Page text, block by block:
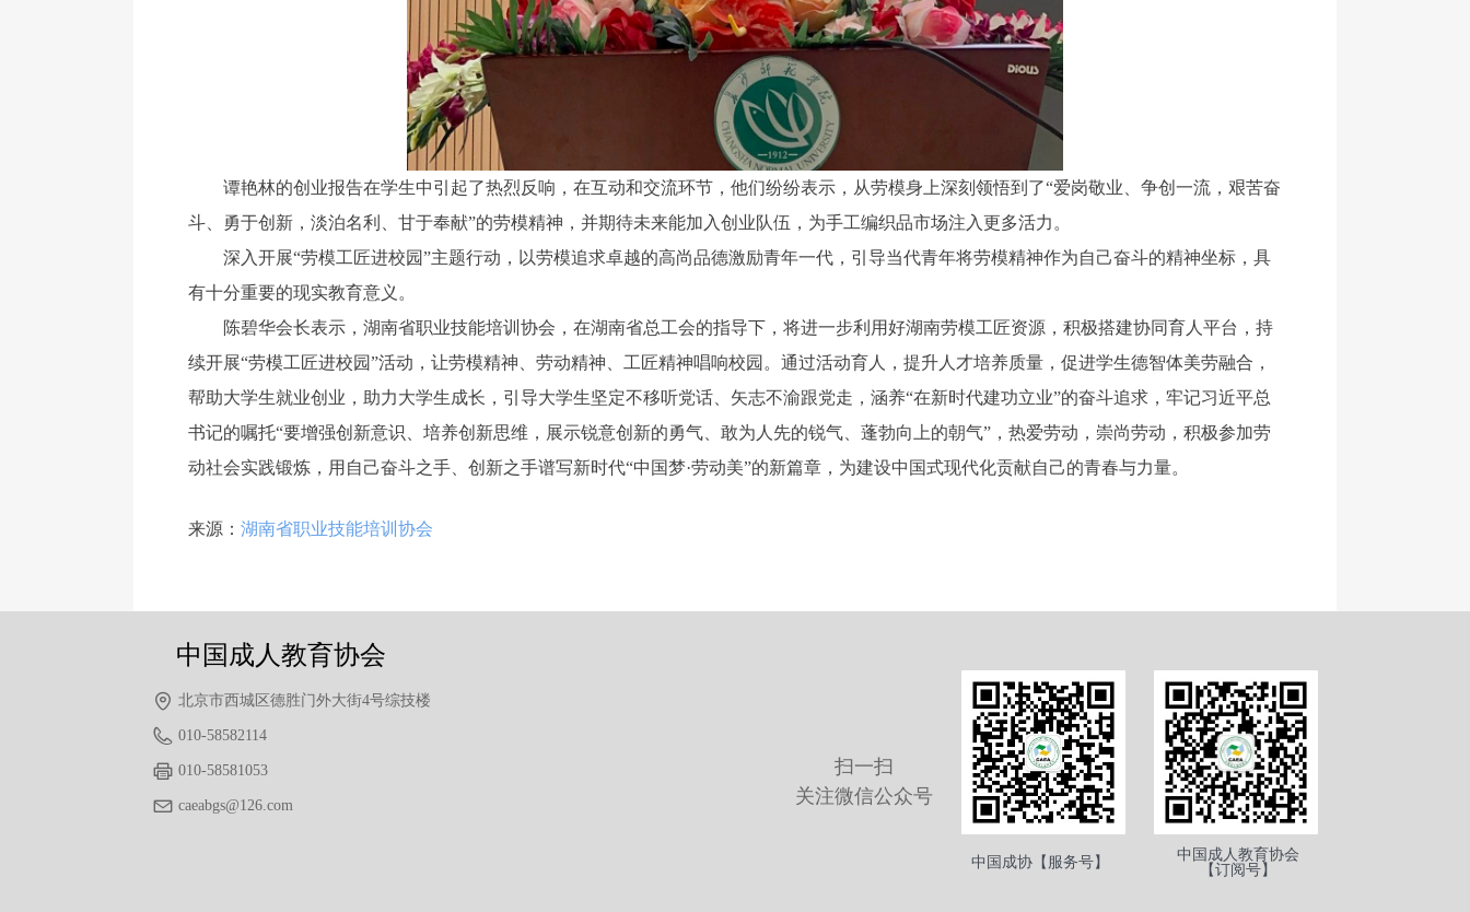
谭艳林的创业报告在学生中引起了热烈反响，在互动和交流环节，他们纷纷表示，从劳模身上深刻领悟到了“爱岗敬业、争创一流，艰苦奋
斗、勇于创新，淡泊名利、甘于奉献”的劳模精神，并期待未来能加入创业队伍，为手工编织品市场注入更多活力。
深入开展“劳模工匠进校园”主题行动，以劳模追求卓越的高尚品德激励青年一代，引导当代青年将劳模精神作为自己奋斗的精神坐标，具
有十分重要的现实教育意义。
陈碧华会长表示，湖南省职业技能培训协会，在湖南省总工会的指导下，将进一步利用好湖南劳模工匠资源，积极搭建协同育人平台，持
续开展“劳模工匠进校园”活动，让劳模精神、劳动精神、工匠精神唱响校园。通过活动育人，提升人才培养质量，促进学生德智体美劳融合，
帮助大学生就业创业，助力大学生成长，引导大学生坚定不移听党话、矢志不渝跟党走，涵养“在新时代建功立业”的奋斗追求，牢记习近平总
书记的嘱托“要增强创新意识、培养创新思维，展示锐意创新的勇气、敢为人先的锐气、蓬勃向上的朝气”，热爱劳动，崇尚劳动，积极参加劳
动社会实践锻炼，用自己奋斗之手、创新之手谱写新时代“中国梦·劳动美”的新篇章，为建设中国式现代化贡献自己的青春与力量。
来源： 湖南省职业技能培训协会
北京市西城区德胜门外大街4号综技楼
010-58582114
010-58581053
caeabgs@126.com
中国成人教育协会
扫一扫
关注微信公众号
中国成协【服务号】
中国成人教育协会
【订阅号】